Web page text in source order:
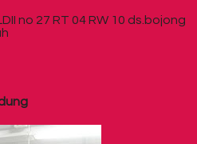
no 27 RT 04 RW 10 ds.bojong